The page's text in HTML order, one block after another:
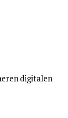
digitalen